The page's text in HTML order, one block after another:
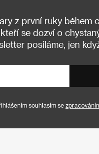
z první ruky během
se dozví o
posíláme, jen
souhlasím se